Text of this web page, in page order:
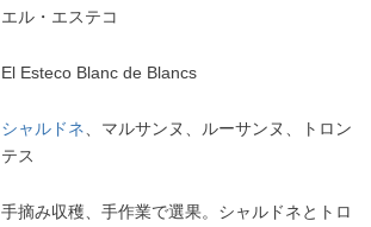
エル・エステコ
El Esteco Blanc de Blancs
シャルドネ 、マルサンヌ、ルーサンヌ、トロン
テス
手摘み収穫、手作業で選果。シャルドネとトロ